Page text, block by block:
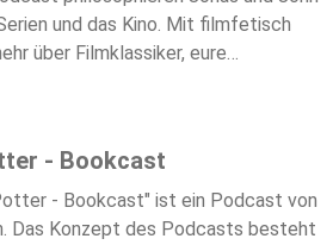
#mentale Gesundheit,
Kreuz, #PSNV, #PSNV-E,
#Ahrtal, #Katastrophe, #Einsatz,
#Notfallsanitäter,
#Ehrenamt, #Sanitätsdienst
und das Kino. Mit filmfetisch
über Filmklassiker, eure
schlechte Witze.
- Bookcast
- Bookcast" ist ein Podcast von
Das Konzept des Podcasts besteht